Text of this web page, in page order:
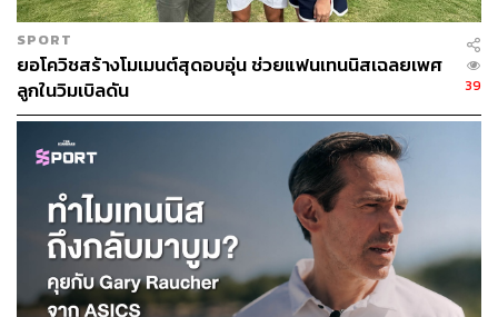
SPORT
ยอโควิชสร้างโมเมนต์สุดอบอุ่น ช่วยแฟนเทนนิสเฉลยเพศ
ลูกในวิมเบิลดัน
39